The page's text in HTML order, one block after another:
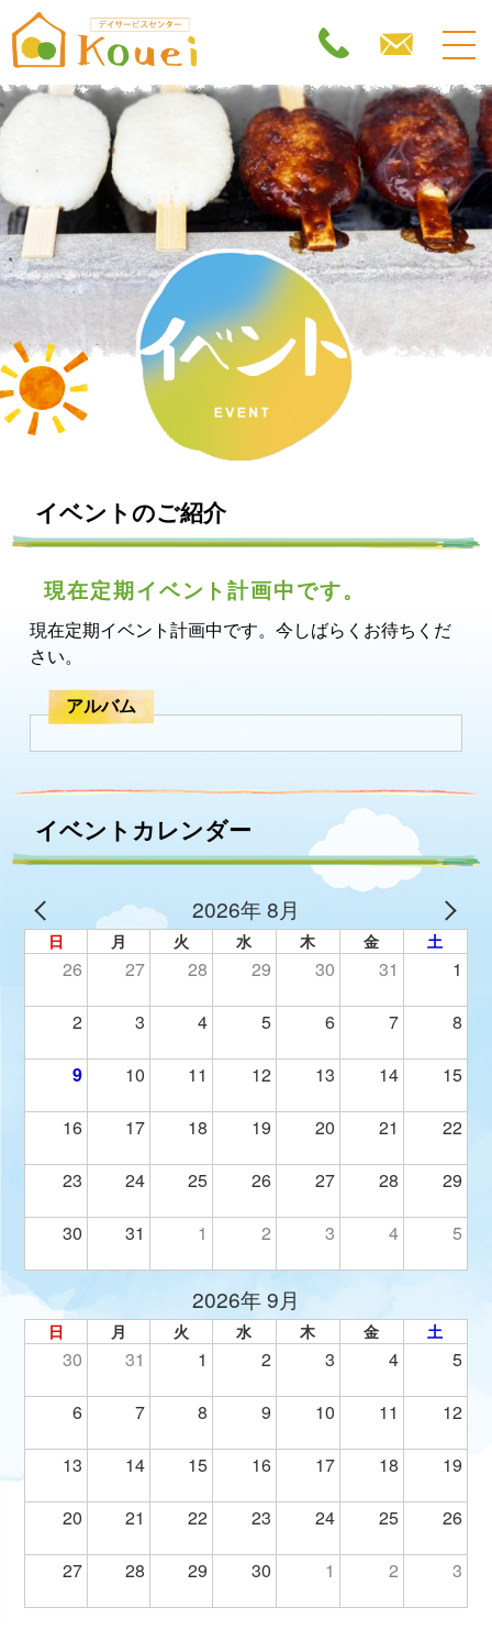
イベントのご紹介
現在定期イベント計画中です。
現在定期イベント計画中です。今しばらくお待ちくだ
さい。
アルバム
イベントカレンダー
2026年 8月
日 月 火 水 木 金 土
26 27 28 29 30 31 1
2 3 4 5 6 7 8
9 10 11 12 13 14 15
16 17 18 19 20 21 22
23 24 25 26 27 28 29
30 31 1 2 3 4 5
2026年 9月
日 月 火 水 木 金 土
30 31 1 2 3 4 5
6 7 8 9 10 11 12
13 14 15 16 17 18 19
20 21 22 23 24 25 26
27 28 29 30 1 2 3